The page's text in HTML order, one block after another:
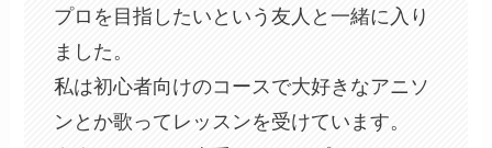
プロを目指したいという友人と一緒に入り
ました。
私は初心者向けのコースで大好きなアニソ
ンとか歌ってレッスンを受けています。